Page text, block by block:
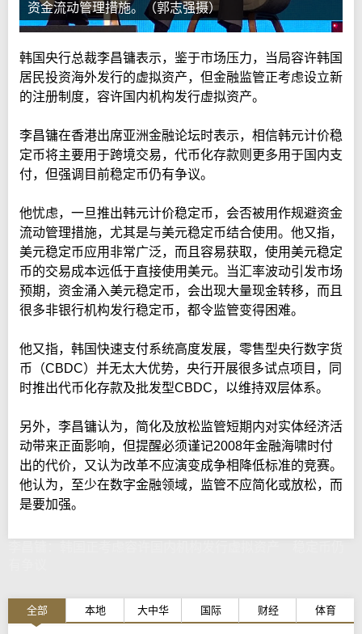
资金流动管理措施。（郭志强摄）
韩国央行总裁李昌镛表示，鉴于市场压力，当局容许韩国
居民投资海外发行的虚拟资产，但金融监管正考虑设立新
的注册制度，容许国内机构发行虚拟资产。
李昌镛在香港出席亚洲金融论坛时表示，相信韩元计价稳
定币将主要用于跨境交易，代币化存款则更多用于国内支
付，但强调目前稳定币仍有争议。
他忧虑，一旦推出韩元计价稳定币，会否被用作规避资金
流动管理措施，尤其是与美元稳定币结合使用。他又指，
美元稳定币应用非常广泛，而且容易获取，使用美元稳定
币的交易成本远低于直接使用美元。当汇率波动引发市场
预期，资金涌入美元稳定币，会出现大量现金转移，而且
很多非银行机构发行稳定币，都令监管变得困难。
他又指，韩国快速支付系统高度发展，零售型央行数字货
币（CBDC）并无太大优势，央行开展很多试点项目，同
时推出代币化存款及批发型CBDC，以维持双层体系。
另外，李昌镛认为，简化及放松监管短期内对实体经济活
动带来正面影响，但提醒必须谨记2008年金融海啸时付
出的代价，又认为改革不应演变成争相降低标准的竞赛。
他认为，至少在数字金融领域，监管不应简化或放松，而
是要加强。
全部 本地 大中华 国际 财经 体育